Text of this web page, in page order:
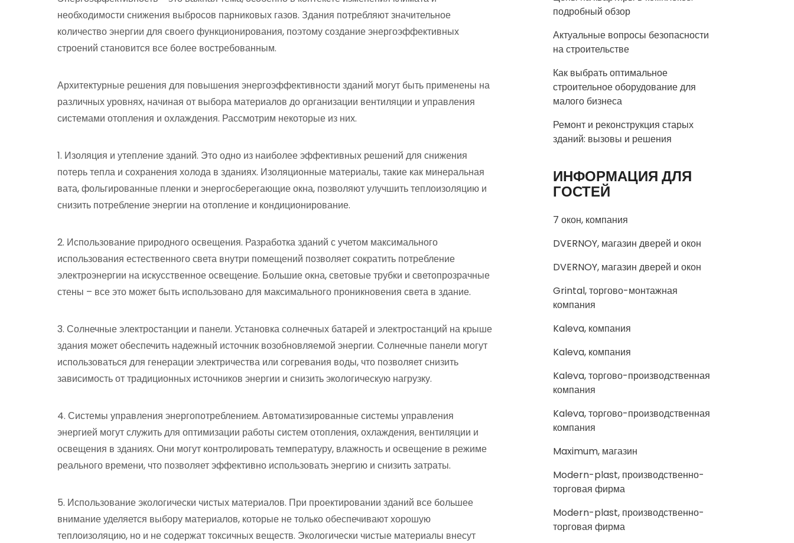
необходимости снижения выбросов парниковых газов. Здания потребляют значительное
количество энергии для своего функционирования, поэтому создание энергоэффективных
строений становится все более востребованным.
Архитектурные решения для повышения энергоэффективности зданий могут быть применены на
различных уровнях, начиная от выбора материалов до организации вентиляции и управления
системами отопления и охлаждения. Рассмотрим некоторые из них.
1. Изоляция и утепление зданий. Это одно из наиболее эффективных решений для снижения
потерь тепла и сохранения холода в зданиях. Изоляционные материалы, такие как минеральная
вата, фольгированные пленки и энергосберегающие окна, позволяют улучшить теплоизоляцию и
снизить потребление энергии на отопление и кондиционирование.
2. Использование природного освещения. Разработка зданий с учетом максимального
использования естественного света внутри помещений позволяет сократить потребление
электроэнергии на искусственное освещение. Большие окна, световые трубки и светопрозрачные
стены – все это может быть использовано для максимального проникновения света в здание.
3. Солнечные электростанции и панели. Установка солнечных батарей и электростанций на крыше
здания может обеспечить надежный источник возобновляемой энергии. Солнечные панели могут
использоваться для генерации электричества или согревания воды, что позволяет снизить
зависимость от традиционных источников энергии и снизить экологическую нагрузку.
4. Системы управления энергопотреблением. Автоматизированные системы управления
энергией могут служить для оптимизации работы систем отопления, охлаждения, вентиляции и
освещения в зданиях. Они могут контролировать температуру, влажность и освещение в режиме
реального времени, что позволяет эффективно использовать энергию и снизить затраты.
5. Использование экологически чистых материалов. При проектировании зданий все большее
внимание уделяется выбору материалов, которые не только обеспечивают хорошую
теплоизоляцию, но и не содержат токсичных веществ. Экологически чистые материалы внесут
подробный обзор
Актуальные вопросы безопасности
на строительстве
Как выбрать оптимальное
строительное оборудование для
малого бизнеса
Ремонт и реконструкция старых
зданий: вызовы и решения
ИНФОРМАЦИЯ ДЛЯ
ГОСТЕЙ
7 окон, компания
DVERNOY, магазин дверей и окон
DVERNOY, магазин дверей и окон
Grintal, торгово-монтажная
компания
Kaleva, компания
Kaleva, компания
Kaleva, торгово-производственная
компания
Kaleva, торгово-производственная
компания
Maximum, магазин
Modern-plast, производственно-
торговая фирма
Modern-plast, производственно-
торговая фирма